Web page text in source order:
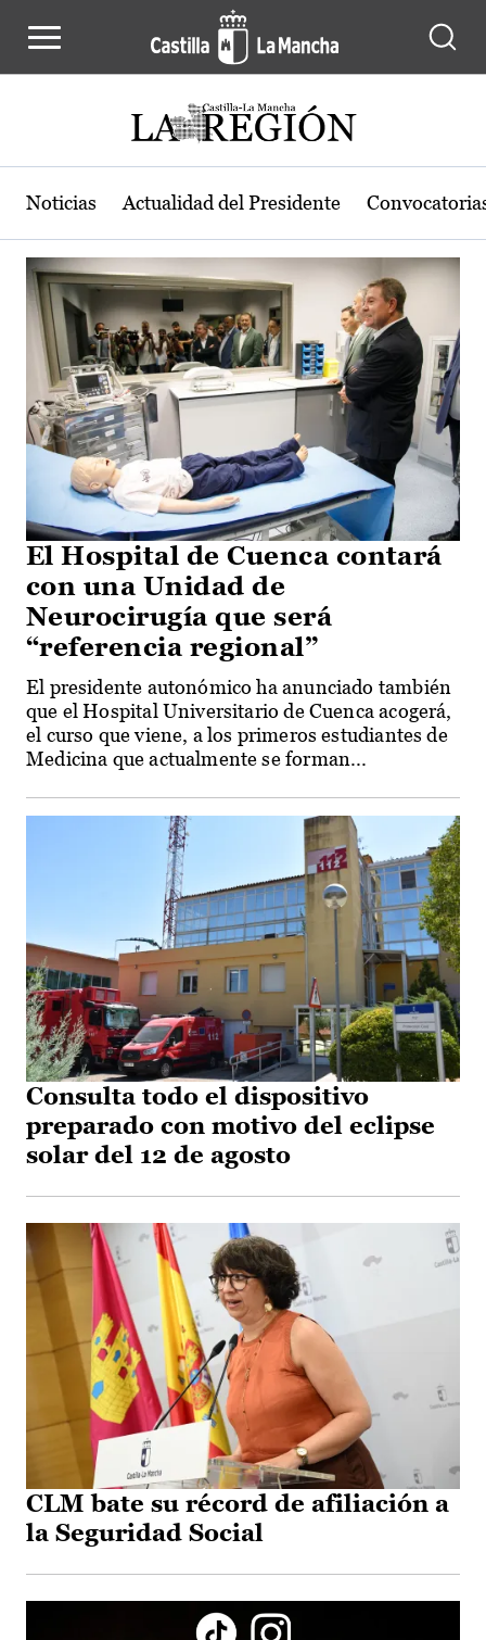
Actualidad de la región de Castilla-
Noticias Actualidad del Presidente
El Hospital de Cuenca contará
con una Unidad de
Neurocirugía que será
“referencia regional”
El presidente autonómico ha anunciado también
que el Hospital Universitario de Cuenca acogerá,
el curso que viene, a los primeros estudiantes de
Medicina que actualmente se forman...
Consulta todo el dispositivo
preparado con motivo del eclipse
solar del 12 de agosto
CLM bate su récord de afiliación a
la Seguridad Social